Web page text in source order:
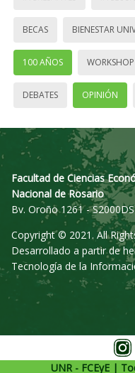
BECAS BIENESTAR
100 AÑOS WORKSHOP
DEBATES OPINIÓN
Facultad de Ciencias
Nacional de Rosario
Bv. Oroño 1261 -
Copyright © 2021. All
Desarrollado a partir de
Tecnología de la
UNR - FCEyE |